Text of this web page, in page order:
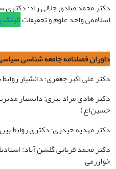
دکتر محمد صادق جلالی راد: دکتری
اسلاممی واحد علوم و تحقیقات(لینک
داوران فصلنامه جامعه شناسی سیاسی
دکتر علی اکبر جعفری: دانشیار
دکتر هادی مراد پیری: دانشیار
حسین(ع)
دکتر مهدیه حیدری: دکتری روابط
دکتر محمد قربانی گلشن آباد:
خوارزمی